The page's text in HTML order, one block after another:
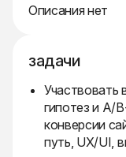
Описания нет
задачи
Участвовать
гипотез и A/
конверсии
путь, UX/UI,